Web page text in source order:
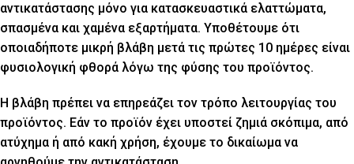
αντικατάστασης μόνο για κατασκευαστικά ελαττώματα,
σπασμένα και χαμένα εξαρτήματα. Υποθέτουμε ότι
οποιαδήποτε μικρή βλάβη μετά τις πρώτες 10 ημέρες είναι
φυσιολογική φθορά λόγω της φύσης του προϊόντος.
Η βλάβη πρέπει να επηρεάζει τον τρόπο λειτουργίας του
προϊόντος. Εάν το προϊόν έχει υποστεί ζημιά σκόπιμα, από
ατύχημα ή από κακή χρήση, έχουμε το δικαίωμα να